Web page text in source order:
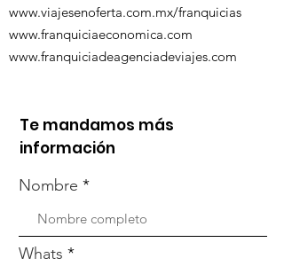
www.viajesenoferta.com.mx/franquicias
www.franquiciaeconomica.com
www.franquiciadeagenciadeviajes.com
Te mandamos más
información
Nombre
Whats